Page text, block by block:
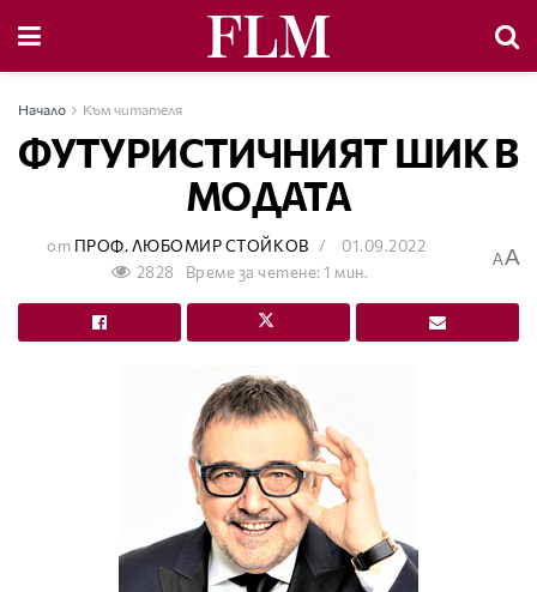
Начало Към читателя
ФУТУРИСТИЧНИЯТ ШИК В
МОДАТА
от ПРОФ. ЛЮБОМИР СТОЙКОВ
01.09.2022
2828
Време за четене: 1 мин.
AA